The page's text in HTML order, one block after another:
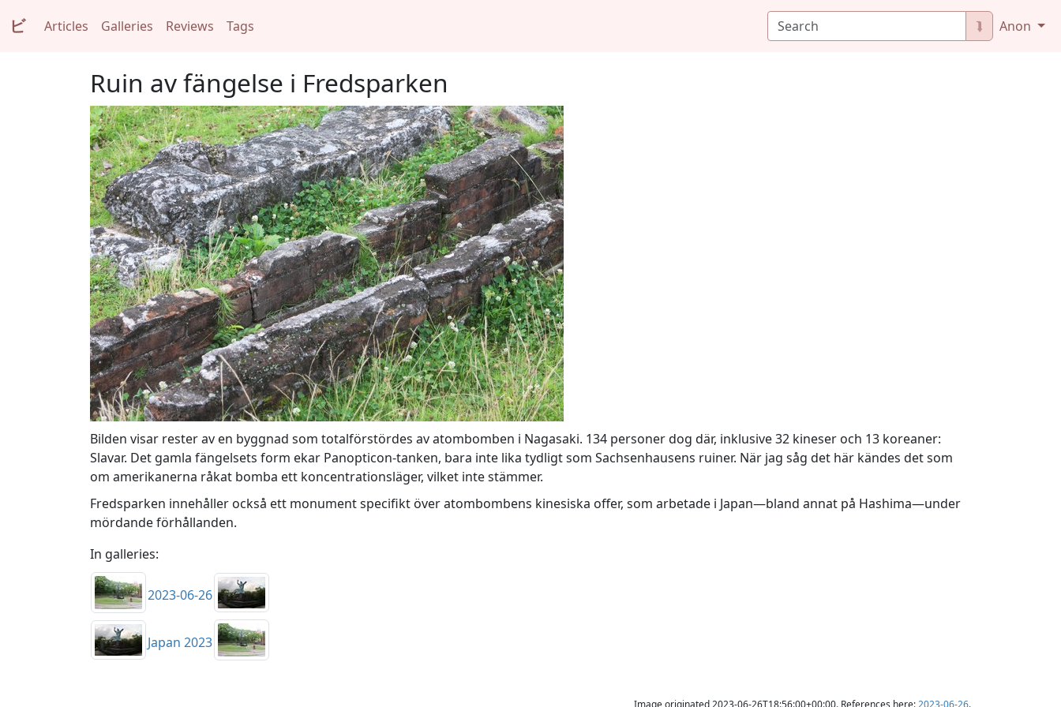
ビ Articles Galleries Reviews Tags ⮯ Anon
Ruin av fängelse i Fredsparken
Bilden visar rester av en byggnad som totalförstördes av atombomben i Nagasaki. 134 personer dog där, inklusive 32 kineser och 13 koreaner:
Slavar. Det gamla fängelsets form ekar Panopticon-tanken, bara inte lika tydligt som Sachsenhausens ruiner. När jag såg det här kändes det som
om amerikanerna råkat bomba ett koncentrationsläger, vilket inte stämmer.
Fredsparken innehåller också ett monument specifikt över atombombens kinesiska offer, som arbetade i Japan—bland annat på Hashima—under
mördande förhållanden.
In galleries:
2023-06-26
Japan 2023
Image originated 2023-06-26T18:56:00+00:00. References here: 2023-06-26.